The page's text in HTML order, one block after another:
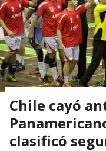
Chile cayó
clasificó